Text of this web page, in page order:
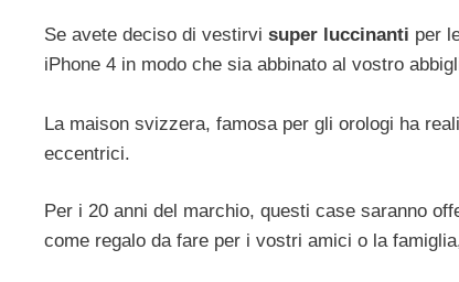
Se avete deciso di vestirvi super luccinanti per
iPhone 4 in modo che sia abbinato al vostro
La maison svizzera, famosa per gli orologi ha
eccentrici.
Per i 20 anni del marchio, questi case saranno
come regalo da fare per i vostri amici o la